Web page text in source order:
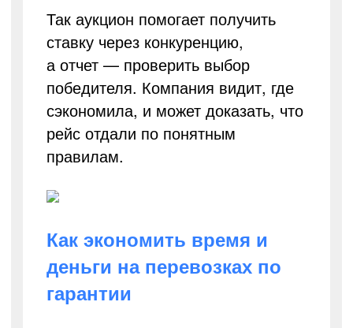
Так аукцион помогает получить
ставку через конкуренцию,
а отчет — проверить выбор
победителя. Компания видит, где
сэкономила, и может доказать, что
рейс отдали по понятным
правилам.
Как экономить время и
деньги на перевозках по
гарантии